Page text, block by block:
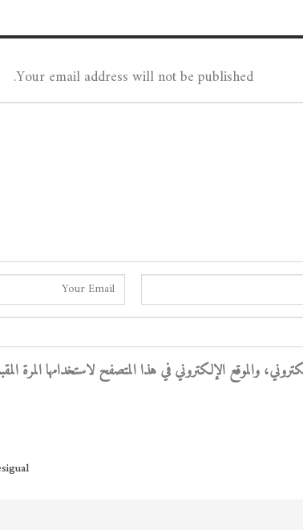
Your email address will not be published.
والموقع الإلكتروني في هذا المتصفح لاستخدامها المرة